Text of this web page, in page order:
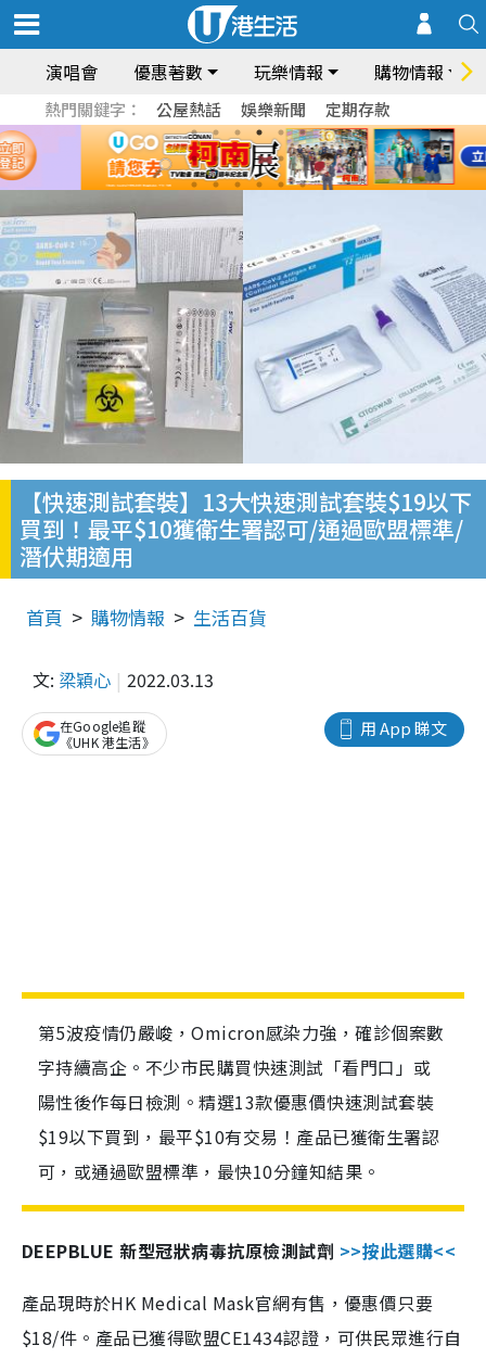
演唱會 優惠著數 玩樂情報 購物情報
熱門關鍵字： 公屋熱話 娛樂新聞 定期存款
【快速測試套裝】13大快速測試套裝$19以下
買到！最平$10獲衛生署認可/通過歐盟標準/
潛伏期適用
首頁 購物情報 生活百貨
文: 梁穎心 2022.03.13
用 App 睇文
在Google追蹤
《UHK 港生活》
第5波疫情仍嚴峻，Omicron感染力強，確診個案數
字持續高企。不少市民購買快速測試「看門口」或
陽性後作每日檢測。精選13款優惠價快速測試套裝
$19以下買到，最平$10有交易！產品已獲衛生署認
可，或通過歐盟標準，最快10分鐘知結果。
DEEPBLUE 新型冠狀病毒抗原檢測試劑 >>按此選購<<
產品現時於HK Medical Mask官網有售，優惠價只要
$18/件。產品已獲得歐盟CE1434認證，可供民眾進行自